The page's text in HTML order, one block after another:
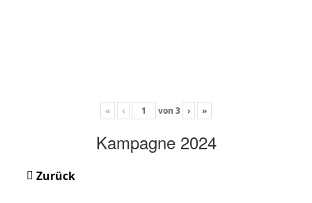
« ‹ von 3 › »
Kampagne 2024
Zurück